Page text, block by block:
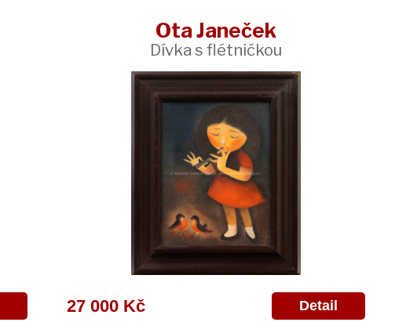
Ota Janeček
Dívka s flétničkou
27 000 Kč Detail